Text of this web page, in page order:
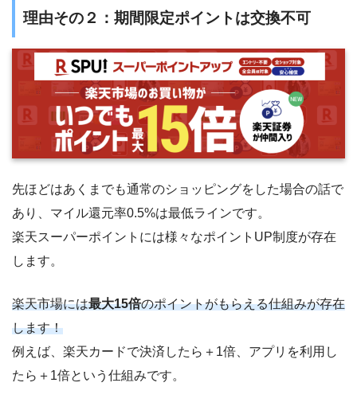
理由その２：期間限定ポイントは交換不可
先ほどはあくまでも通常のショッピングをした場合の話で
あり、マイル還元率0.5%は最低ラインです。
楽天スーパーポイントには様々なポイントUP制度が存在
します。
楽天市場には最大15倍のポイントがもらえる仕組みが存在
します！
例えば、楽天カードで決済したら＋1倍、アプリを利用し
たら＋1倍という仕組みです。